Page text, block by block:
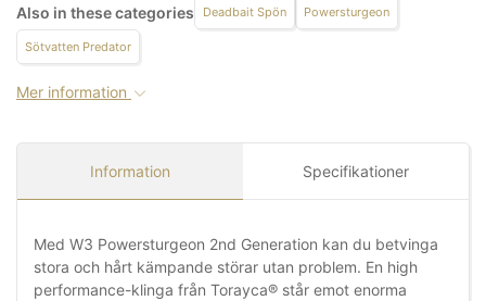
Also in these categories Deadbait Spön Powersturgeon
Sötvatten Predator
Mer information
Information Specifikationer
Med W3 Powersturgeon 2nd Generation kan du betvinga
stora och hårt kämpande störar utan problem. En high
performance-klinga från Torayca® står emot enorma